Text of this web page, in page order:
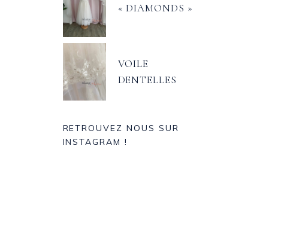
« DIAMONDS »
VOILE
DENTELLES
RETROUVEZ NOUS SUR
INSTAGRAM !